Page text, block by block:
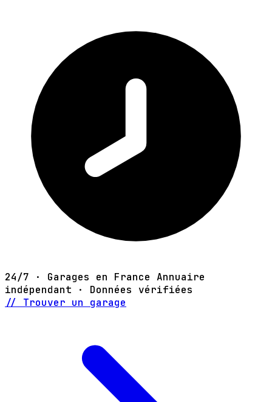
24/7 · Garages en France Annuaire
indépendant · Données vérifiées
// Trouver un garage